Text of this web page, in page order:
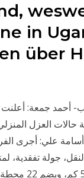
in
über
أحمد جمعة: أعلنت
جولة تفقدية،